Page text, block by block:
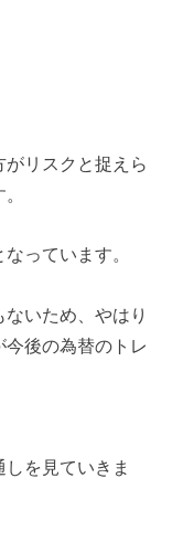
リスクと捉えら
っています。
いため、やはり
後の為替のトレ
を見ていきま